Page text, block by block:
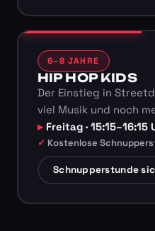
6–8 JAHRE
HIP HOP KIDS
Der Einstieg in
viel Musik und noch
Freitag · 15:15–16:15
Kostenlose
Schnupperstunde